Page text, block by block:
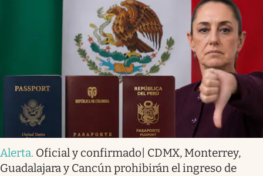
Alerta. Oficial y confirmado| CDMX, Monterrey,
Guadalajara y Cancún prohibirán el ingreso de